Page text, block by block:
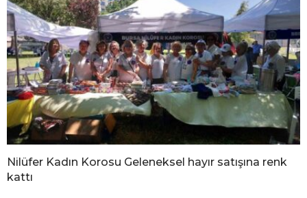
Nilüfer Kadın Korosu Geleneksel hayır satışına renk
kattı